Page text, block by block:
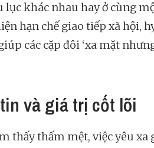
lục khác nhau hay ở cùng
hạn chế giao tiếp xã hội,
các cặp đôi ‘xa mặt
và giá trị cốt lõi
thấy thấm mệt, việc yêu xa